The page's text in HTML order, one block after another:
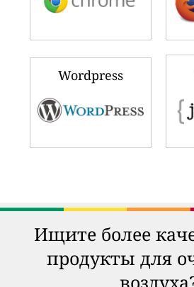
Wordpress
Ищите более
продукты для